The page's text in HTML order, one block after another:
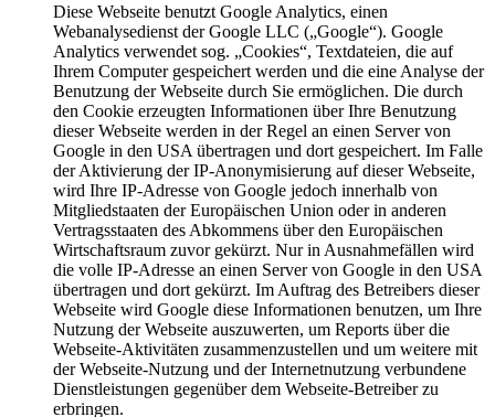
Diese Webseite benutzt Google Analytics, einen
Webanalysedienst der Google LLC („Google“). Google
Analytics verwendet sog. „Cookies“, Textdateien, die auf
Ihrem Computer gespeichert werden und die eine Analyse der
Benutzung der Webseite durch Sie ermöglichen. Die durch
den Cookie erzeugten Informationen über Ihre Benutzung
dieser Webseite werden in der Regel an einen Server von
Google in den USA übertragen und dort gespeichert. Im Falle
der Aktivierung der IP-Anonymisierung auf dieser Webseite,
wird Ihre IP-Adresse von Google jedoch innerhalb von
Mitgliedstaaten der Europäischen Union oder in anderen
Vertragsstaaten des Abkommens über den Europäischen
Wirtschaftsraum zuvor gekürzt. Nur in Ausnahmefällen wird
die volle IP-Adresse an einen Server von Google in den USA
übertragen und dort gekürzt. Im Auftrag des Betreibers dieser
Webseite wird Google diese Informationen benutzen, um Ihre
Nutzung der Webseite auszuwerten, um Reports über die
Webseite-Aktivitäten zusammenzustellen und um weitere mit
der Webseite-Nutzung und der Internetnutzung verbundene
Dienstleistungen gegenüber dem Webseite-Betreiber zu
erbringen.